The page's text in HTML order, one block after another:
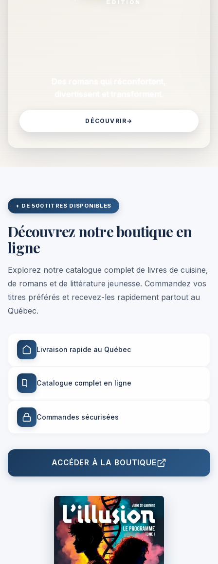
DÉCOUVRIR→
+ DE 500TITRES DISPONIBLES
Découvrez notre boutique en
ligne
Explorez notre catalogue complet de livres de cuisine,
de romans et de littérature jeunesse. Commandez vos
titres préférés et recevez-les rapidement partout au
Québec.
Livraison rapide au Québec
Catalogue complet en ligne
Commandes sécurisées
ACCÉDER À LA BOUTIQUE